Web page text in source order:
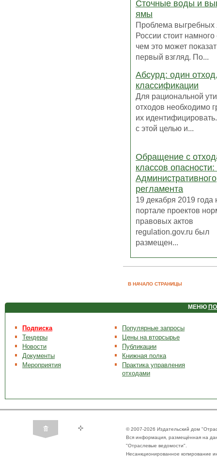
Сточные воды и
ямы
Проблема выгребных
России стоит намного
чем это может
первый взгляд. По...
Абсурд: один
классификации
Для рациональной
отходов необходимо
их
с этой целью и...
Обращение с
классов опасности:
Административного
регламента
19 декабря 2019 года
портале проектов
правовых актов
regulation.gov.ru был
размещен...
В НАЧАЛО СТРАНИЦЫ
МЕНЮ
Подписка
Тендеры
Новости
Документы
Мероприятия
Популярные запросы
Цены на вторсырье
Публикации
Книжная полка
Практика управления
отходами
© 2007-2026 Издательский дом
Вся информация, размещённая на
"Отраслевые ведомости".
Несанкционированное копирование